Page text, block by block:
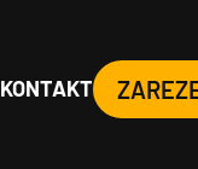
KONTAKT